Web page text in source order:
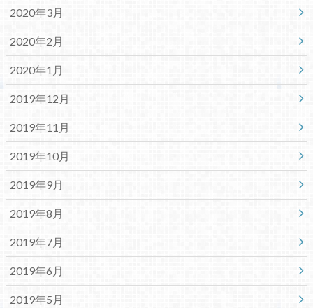
2020年3月
2020年2月
2020年1月
2019年12月
2019年11月
2019年10月
2019年9月
2019年8月
2019年7月
2019年6月
2019年5月